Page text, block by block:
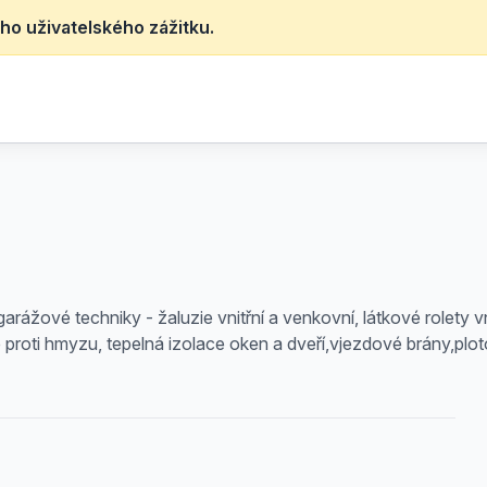
uživatelského zážitku.
techniky - žaluzie vnitřní a venkovní, látkové rolety
hmyzu, tepelná izolace oken a dveří,vjezdové